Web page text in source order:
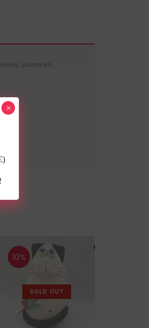
φωτιστικά,
10%
SOLD OUT
×